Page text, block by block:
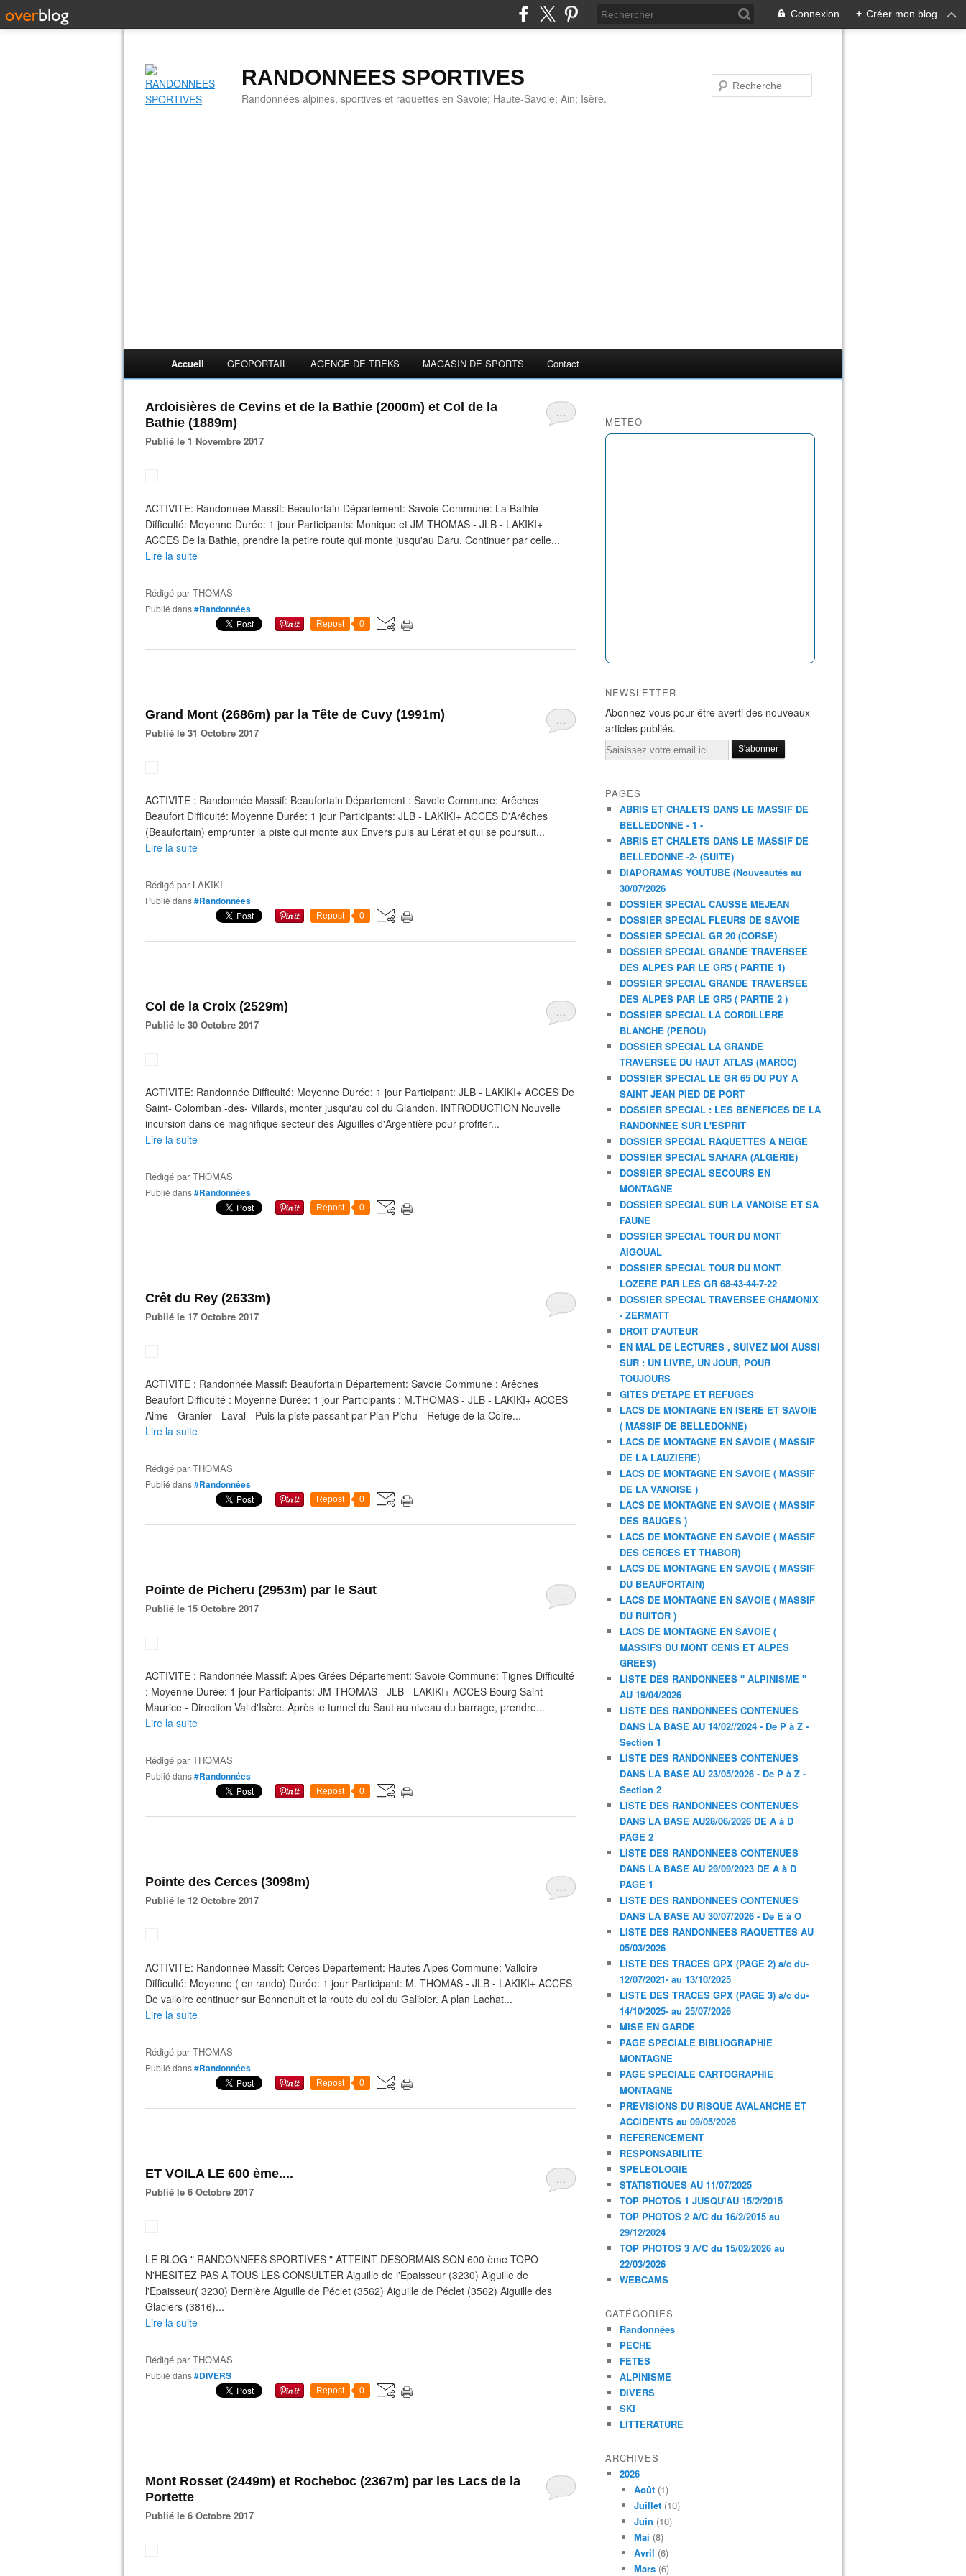
Connexion + Créer mon blog
RANDONNEES SPORTIVES
Randonnées alpines, sportives et raquettes en Savoie; Haute-Savoie; Ain; Isère.
Accueil GEOPORTAIL AGENCE DE TREKS MAGASIN DE SPORTS Contact
…
Ardoisières de Cevins et de la Bathie (2000m) et Col de la
Bathie (1889m)
Publié le 1 Novembre 2017
ACTIVITE: Randonnée Massif: Beaufortain Département: Savoie Commune: La Bathie
Difficulté: Moyenne Durée: 1 jour Participants: Monique et JM THOMAS - JLB - LAKIKI+
ACCES De la Bathie, prendre la petire route qui monte jusqu'au Daru. Continuer par celle...
Lire la suite
Rédigé parTHOMAS
Publié dans#Randonnées
Repost 0
…
Grand Mont (2686m) par la Tête de Cuvy (1991m)
Publié le 31 Octobre 2017
ACTIVITE : Randonnée Massif: Beaufortain Département : Savoie Commune: Arêches
Beaufort Difficulté: Moyenne Durée: 1 jour Participants: JLB - LAKIKI+ ACCES D'Arêches
(Beaufortain) emprunter la piste qui monte aux Envers puis au Lérat et qui se poursuit...
Lire la suite
Rédigé par LAKIKI
Publié dans#Randonnées
Repost 0
…
Col de la Croix (2529m)
Publié le 30 Octobre 2017
ACTIVITE: Randonnée Difficulté: Moyenne Durée: 1 jour Participant: JLB - LAKIKI+ ACCES De
Saint- Colomban -des- Villards, monter jusqu'au col du Glandon. INTRODUCTION Nouvelle
incursion dans ce magnifique secteur des Aiguilles d'Argentière pour profiter...
Lire la suite
Rédigé parTHOMAS
Publié dans#Randonnées
Repost 0
…
Crêt du Rey (2633m)
Publié le 17 Octobre 2017
ACTIVITE : Randonnée Massif: Beaufortain Département: Savoie Commune : Arêches
Beaufort Difficulté : Moyenne Durée: 1 jour Participants : M.THOMAS - JLB - LAKIKI+ ACCES
Aime - Granier - Laval - Puis la piste passant par Plan Pichu - Refuge de la Coire...
Lire la suite
Rédigé parTHOMAS
Publié dans#Randonnées
Repost 0
…
Pointe de Picheru (2953m) par le Saut
Publié le 15 Octobre 2017
ACTIVITE : Randonnée Massif: Alpes Grées Département: Savoie Commune: Tignes Difficulté
: Moyenne Durée: 1 jour Participants: JM THOMAS - JLB - LAKIKI+ ACCES Bourg Saint
Maurice - Direction Val d'Isère. Après le tunnel du Saut au niveau du barrage, prendre...
Lire la suite
Rédigé parTHOMAS
Publié dans#Randonnées
Repost 0
…
Pointe des Cerces (3098m)
Publié le 12 Octobre 2017
ACTIVITE: Randonnée Massif: Cerces Département: Hautes Alpes Commune: Valloire
Difficulté: Moyenne ( en rando) Durée: 1 jour Participant: M. THOMAS - JLB - LAKIKI+ ACCES
De valloire continuer sur Bonnenuit et la route du col du Galibier. A plan Lachat...
Lire la suite
Rédigé parTHOMAS
Publié dans#Randonnées
Repost 0
…
ET VOILA LE 600 ème....
Publié le 6 Octobre 2017
LE BLOG " RANDONNEES SPORTIVES " ATTEINT DESORMAIS SON 600 ème TOPO
N'HESITEZ PAS A TOUS LES CONSULTER Aiguille de l'Epaisseur (3230) Aiguille de
l'Epaisseur( 3230) Dernière Aiguille de Péclet (3562) Aiguille de Péclet (3562) Aiguille des
Glaciers (3816)...
Lire la suite
Rédigé parTHOMAS
Publié dans#DIVERS
Repost 0
…
Mont Rosset (2449m) et Rocheboc (2367m) par les Lacs de la
Portette
Publié le 6 Octobre 2017
METEO
NEWSLETTER
Abonnez-vous pour être averti des nouveaux
articles publiés.
Email
PAGES
ABRIS ET CHALETS DANS LE MASSIF DE
BELLEDONNE - 1 -
ABRIS ET CHALETS DANS LE MASSIF DE
BELLEDONNE -2- (SUITE)
DIAPORAMAS YOUTUBE (Nouveautés au
30/07/2026
DOSSIER SPECIAL CAUSSE MEJEAN
DOSSIER SPECIAL FLEURS DE SAVOIE
DOSSIER SPECIAL GR 20 (CORSE)
DOSSIER SPECIAL GRANDE TRAVERSEE
DES ALPES PAR LE GR5 ( PARTIE 1)
DOSSIER SPECIAL GRANDE TRAVERSEE
DES ALPES PAR LE GR5 ( PARTIE 2 )
DOSSIER SPECIAL LA CORDILLERE
BLANCHE (PEROU)
DOSSIER SPECIAL LA GRANDE
TRAVERSEE DU HAUT ATLAS (MAROC)
DOSSIER SPECIAL LE GR 65 DU PUY A
SAINT JEAN PIED DE PORT
DOSSIER SPECIAL : LES BENEFICES DE LA
RANDONNEE SUR L'ESPRIT
DOSSIER SPECIAL RAQUETTES A NEIGE
DOSSIER SPECIAL SAHARA (ALGERIE)
DOSSIER SPECIAL SECOURS EN
MONTAGNE
DOSSIER SPECIAL SUR LA VANOISE ET SA
FAUNE
DOSSIER SPECIAL TOUR DU MONT
AIGOUAL
DOSSIER SPECIAL TOUR DU MONT
LOZERE PAR LES GR 68-43-44-7-22
DOSSIER SPECIAL TRAVERSEE CHAMONIX
- ZERMATT
DROIT D'AUTEUR
EN MAL DE LECTURES , SUIVEZ MOI AUSSI
SUR : UN LIVRE, UN JOUR, POUR
TOUJOURS
GITES D'ETAPE ET REFUGES
LACS DE MONTAGNE EN ISERE ET SAVOIE
( MASSIF DE BELLEDONNE)
LACS DE MONTAGNE EN SAVOIE ( MASSIF
DE LA LAUZIERE)
LACS DE MONTAGNE EN SAVOIE ( MASSIF
DE LA VANOISE )
LACS DE MONTAGNE EN SAVOIE ( MASSIF
DES BAUGES )
LACS DE MONTAGNE EN SAVOIE ( MASSIF
DES CERCES ET THABOR)
LACS DE MONTAGNE EN SAVOIE ( MASSIF
DU BEAUFORTAIN)
LACS DE MONTAGNE EN SAVOIE ( MASSIF
DU RUITOR )
LACS DE MONTAGNE EN SAVOIE (
MASSIFS DU MONT CENIS ET ALPES
GREES)
LISTE DES RANDONNEES " ALPINISME "
AU 19/04/2026
LISTE DES RANDONNEES CONTENUES
DANS LA BASE AU 14/02//2024 - De P à Z -
Section 1
LISTE DES RANDONNEES CONTENUES
DANS LA BASE AU 23/05/2026 - De P à Z -
Section 2
LISTE DES RANDONNEES CONTENUES
DANS LA BASE AU28/06/2026 DE A à D
PAGE 2
LISTE DES RANDONNEES CONTENUES
DANS LA BASE AU 29/09/2023 DE A à D
PAGE 1
LISTE DES RANDONNEES CONTENUES
DANS LA BASE AU 30/07/2026 - De E à O
LISTE DES RANDONNEES RAQUETTES AU
05/03/2026
LISTE DES TRACES GPX (PAGE 2) a/c du-
12/07/2021- au 13/10/2025
LISTE DES TRACES GPX (PAGE 3) a/c du-
14/10/2025- au 25/07/2026
MISE EN GARDE
PAGE SPECIALE BIBLIOGRAPHIE
MONTAGNE
PAGE SPECIALE CARTOGRAPHIE
MONTAGNE
PREVISIONS DU RISQUE AVALANCHE ET
ACCIDENTS au 09/05/2026
REFERENCEMENT
RESPONSABILITE
SPELEOLOGIE
STATISTIQUES AU 11/07/2025
TOP PHOTOS 1 JUSQU'AU 15/2/2015
TOP PHOTOS 2 A/C du 16/2/2015 au
29/12/2024
TOP PHOTOS 3 A/C du 15/02/2026 au
22/03/2026
WEBCAMS
CATÉGORIES
Randonnées
PECHE
FETES
ALPINISME
DIVERS
SKI
LITTERATURE
ARCHIVES
2026
Août (1)
Juillet (10)
Juin (10)
Mai (8)
Avril (6)
Mars (6)